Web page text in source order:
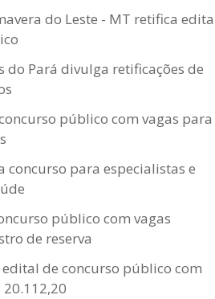
do Leste - MT retifica
do Pará divulga retificações de
concurso público com vagas para
concurso para especialistas e
público com vagas
de reserva
de concurso público com